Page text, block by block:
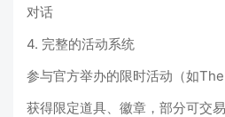
对话
4. 完整的活动系统
参与官方举办的限时活动（如
获得限定道具、徽章，部分可交易